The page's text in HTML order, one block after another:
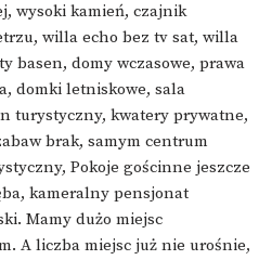
wysoki kamień, czajnik
willa echo bez tv sat, willa
basen, domy wczasowe, prawa
domki letniskowe, sala
turystyczny, kwatery prywatne,
brak, samym centrum
Pokoje gościnne jeszcze
kameralny pensjonat
Mamy dużo miejsc
A liczba miejsc już nie urośnie,